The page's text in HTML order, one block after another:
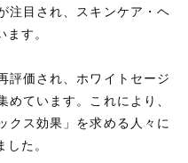
注目され、スキンケア・ヘ
す。
評価され、ホワイトセージ
めています。これにより、
クス効果」を求める人々に
た。